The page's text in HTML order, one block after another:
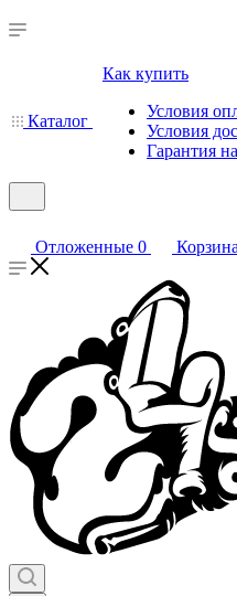
Каталог
Как купить
Условия
Условия
Гарантия
Отложенные 0 Корзина